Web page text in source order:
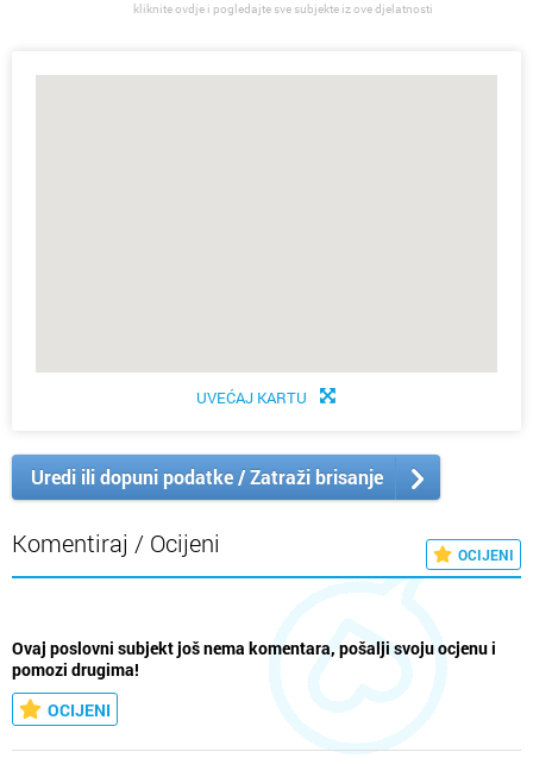
kliknite ovdje i pogledajte sve subjekte iz ove djelatnosti
UVEĆAJ KARTU
Uredi ili dopuni podatke / Zatraži brisanje
Komentiraj / Ocijeni OCIJENI
Ovaj poslovni subjekt još nema komentara, pošalji svoju ocjenu i
pomozi drugima!
OCIJENI